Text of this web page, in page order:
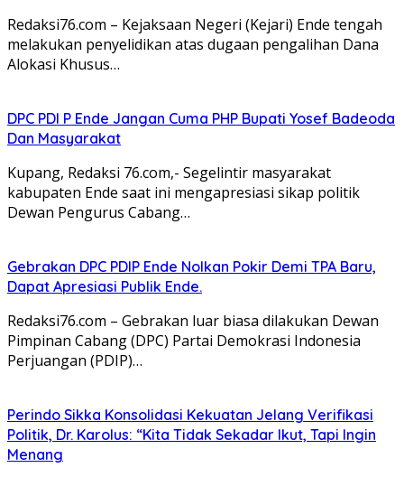
Redaksi76.com – Kejaksaan Negeri (Kejari) Ende tengah
melakukan penyelidikan atas dugaan pengalihan Dana
Alokasi Khusus…
DPC PDI P Ende Jangan Cuma PHP Bupati Yosef Badeoda
Dan Masyarakat
Kupang, Redaksi 76.com,- Segelintir masyarakat
kabupaten Ende saat ini mengapresiasi sikap politik
Dewan Pengurus Cabang…
Gebrakan DPC PDIP Ende Nolkan Pokir Demi TPA Baru,
Dapat Apresiasi Publik Ende.
Redaksi76.com – Gebrakan luar biasa dilakukan Dewan
Pimpinan Cabang (DPC) Partai Demokrasi Indonesia
Perjuangan (PDIP)…
Perindo Sikka Konsolidasi Kekuatan Jelang Verifikasi
Politik, Dr. Karolus: “Kita Tidak Sekadar Ikut, Tapi Ingin
Menang